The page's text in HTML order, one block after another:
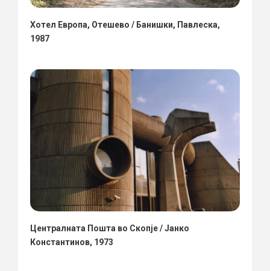
Хотел Европа, Отешево / Банишки, Павлеска,
1987
Централната Пошта во Скопје / Јанко
Константинов, 1973